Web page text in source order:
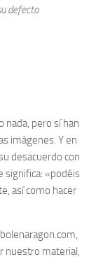
defecto
nada, pero sí han
imágenes. Y en
desacuerdo con
significa: «podéis
así como hacer
nuestro material,